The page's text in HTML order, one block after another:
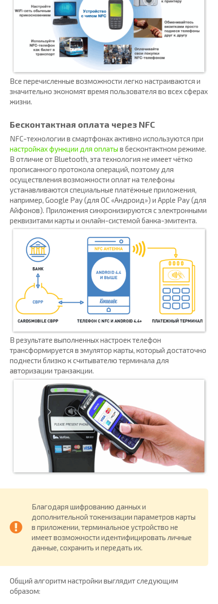
Все перечисленные возможности легко настраиваются и
значительно экономят время пользователя во всех сферах
жизни.
Бесконтактная оплата через NFC
NFC-технологии в смартфонах активно используются при
настройках функции для оплаты в бесконтактном режиме.
В отличие от Bluetooth, эта технология не имеет чётко
прописанного протокола операций, поэтому для
осуществления возможности оплат на телефоны
устанавливаются специальные платёжные приложения,
например, Google Pay (для ОС «Андроид») и Apple Pay (для
Айфонов). Приложения синхронизируются с электронными
реквизитами карты и онлайн-системой банка-эмитента.
В результате выполненных настроек телефон
трансформируется в эмулятор карты, который достаточно
поднести близко к считывателю терминала для
авторизации транзакции.
Благодаря шифрованию данных и
дополнительной токенизации параметров карты
в приложении, терминальное устройство не
имеет возможности идентифицировать личные
данные, сохранить и передать их.
Общий алгоритм настройки выглядит следующим
образом: